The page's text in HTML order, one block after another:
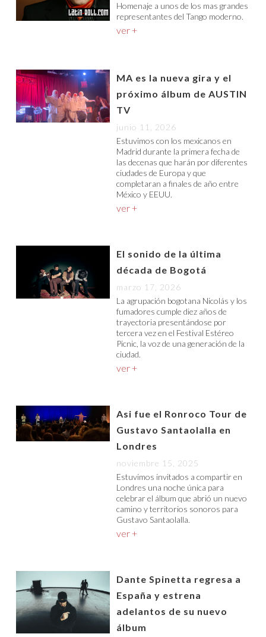
Homenaje a unos de los mas grandes
representantes del Tango moderno.
ver +
MA es la nueva gira y el
próximo álbum de AUSTIN
TV
junio 11, 2026
Estuvimos con los mexicanos en
Madrid durante la primera fecha de
las decenas que harán por diferentes
ciudades de Europa y que
completaran a finales de año entre
México y EEUU.
ver +
El sonido de la última
década de Bogotá
marzo 17, 2026
La agrupación bogotana Nicolás y los
fumadores cumple diez años de
trayectoria presentándose por
tercera vez en el Festival Estéreo
Picnic, la voz de una generación de la
ciudad.
ver +
Asi fue el Ronroco Tour de
Gustavo Santaolalla en
Londres
noviembre 15, 2025
Estuvimos invitados a compartir en
Londres una noche única para
celebrar el álbum que abrió un nuevo
camino y territorios sonoros para
Gustavo Santaolalla.
ver +
Dante Spinetta regresa a
España y estrena
adelantos de su nuevo
álbum